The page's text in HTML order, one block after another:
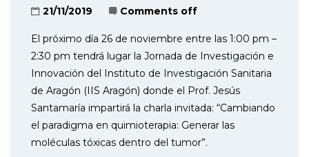
21/11/2019 Comments off
El próximo día 26 de noviembre entre las 1:00 pm –
2:30 pm tendrá lugar la Jornada de Investigación e
Innovación del Instituto de Investigación Sanitaria
de Aragón (IIS Aragón) donde el Prof. Jesús
Santamaría impartirá la charla invitada: “Cambiando
el paradigma en quimioterapia: Generar las
moléculas tóxicas dentro del tumor”.